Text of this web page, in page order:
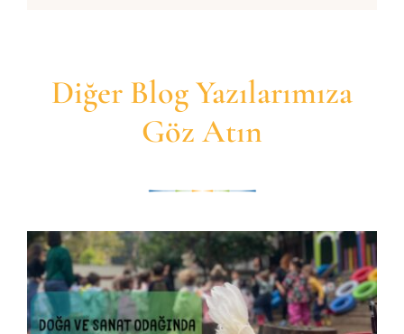
Diğer Blog Yazılarımıza
Göz Atın
Doğa ve Sanat Odağında Bir